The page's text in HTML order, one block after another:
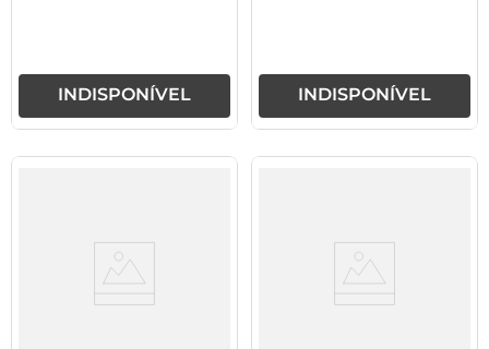
INDISPONÍVEL INDISPONÍVEL